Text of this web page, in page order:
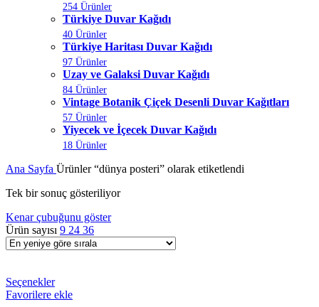
254 Ürünler
Türkiye Duvar Kağıdı
40 Ürünler
Türkiye Haritası Duvar Kağıdı
97 Ürünler
Uzay ve Galaksi Duvar Kağıdı
84 Ürünler
Vintage Botanik Çiçek Desenli Duvar Kağıtları
57 Ürünler
Yiyecek ve İçecek Duvar Kağıdı
18 Ürünler
Ana Sayfa Ürünler “dünya posteri” olarak etiketlendi
Tek bir sonuç gösteriliyor
Kenar çubuğunu göster
Ürün sayısı 9 24 36
Seçenekler
Favorilere ekle